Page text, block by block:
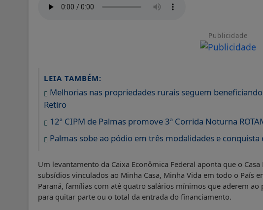
Publicidade
LEIA TAMBÉM:
Melhorias nas propriedades rurais seguem
Retiro
12ª CIPM de Palmas promove 3ª Corrida Noturna
Palmas sobe ao pódio em três modalidades e conquista
Um levantamento da Caixa Econômica Federal aponta que o
subsídios vinculados ao Minha Casa, Minha Vida em todo o País
Paraná, famílias com até quatro salários mínimos que aderem
para quitar parte ou o total da entrada do financiamento.